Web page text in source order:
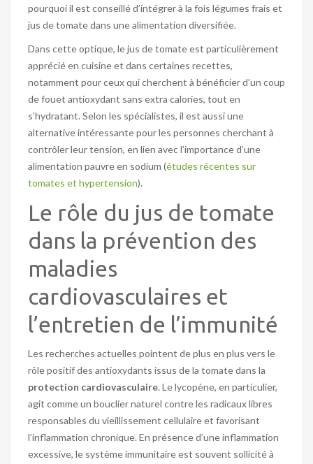
pourquoi il est conseillé d’intégrer à la fois légumes frais et
jus de tomate dans une alimentation diversifiée.
Dans cette optique, le jus de tomate est particulièrement
apprécié en cuisine et dans certaines recettes,
notamment pour ceux qui cherchent à bénéficier d’un coup
de fouet antioxydant sans extra calories, tout en
s’hydratant. Selon les spécialistes, il est aussi une
alternative intéressante pour les personnes cherchant à
contrôler leur tension, en lien avec l’importance d’une
alimentation pauvre en sodium (études récentes sur
tomates et hypertension).
Le rôle du jus de tomate
dans la prévention des
maladies
cardiovasculaires et
l’entretien de l’immunité
Les recherches actuelles pointent de plus en plus vers le
rôle positif des antioxydants issus de la tomate dans la
protection cardiovasculaire. Le lycopène, en particulier,
agit comme un bouclier naturel contre les radicaux libres
responsables du vieillissement cellulaire et favorisant
l’inflammation chronique. En présence d’une inflammation
excessive, le système immunitaire est souvent sollicité à